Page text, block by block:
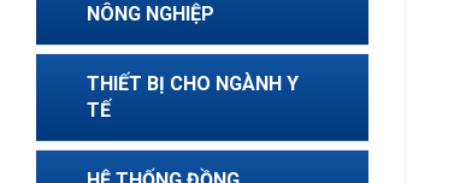
NÔNG NGHIỆP
THIẾT BỊ CHO NGÀNH Y
TẾ